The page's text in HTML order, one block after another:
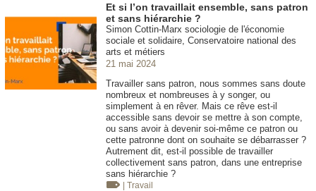
Et si l’on travaillait ensemble, sans patron
et sans hiérarchie ?
Simon Cottin-Marx sociologie de l'économie
sociale et solidaire, Conservatoire national des
arts et métiers
21 mai 2024
Travailler sans patron, nous sommes sans doute
nombreux et nombreuses à y songer, ou
simplement à en rêver. Mais ce rêve est-il
accessible sans devoir se mettre à son compte,
ou sans avoir à devenir soi-même ce patron ou
cette patronne dont on souhaite se débarrasser ?
Autrement dit, est-il possible de travailler
collectivement sans patron, dans une entreprise
sans hiérarchie ?
| Travail